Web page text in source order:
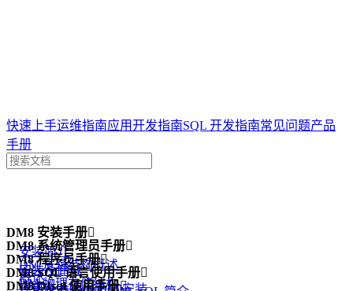
快速上手运维指南应用开发指南SQL 开发指南常见问题产品
手册
案例 问答 一体机
DM8 安装手册
安装简介
安装及卸载
DM8 系统管理员手册
DM 逻辑结构概述
DM 物理存储结构
DM8 程序员手册
概述
DM8 SQL 语言使用手册
DM8 DIsql 使用手册